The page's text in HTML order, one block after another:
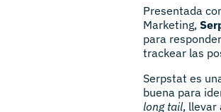
Presentada
Marketing,
para
trackear las
Serpstat es
buena para
long tail, llevar